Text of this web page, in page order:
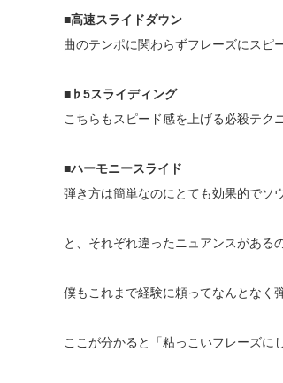
■高速スライドダウン
曲のテンポに関わらずフレーズにスピ
■♭5スライディング
こちらもスピード感を上げる必殺テク
■ハーモニースライド
弾き方は簡単なのにとても効果的でソ
と、それぞれ違ったニュアンスがある
僕もこれまで経験に頼ってなんとなく
ここが分かると「粘っこいフレーズに